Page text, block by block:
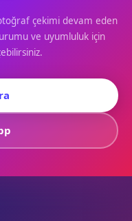
çekimi devam eden
ve uyumluluk için